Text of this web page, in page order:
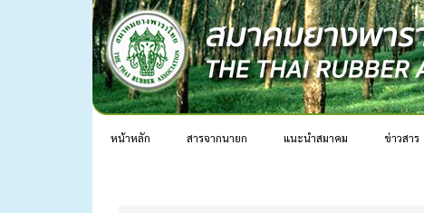
หน้าหลัก สารจากนายก แนะนำสมาคม ข่าวสาร